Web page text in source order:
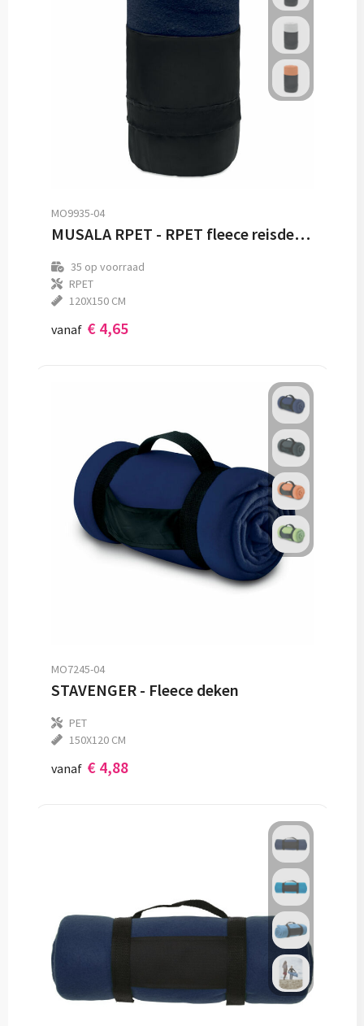
MO9935-04
MUSALA RPET - RPET fleece reisdeken
35 op voorraad
RPET
120X150 CM
vanaf € 4,65
MO7245-04
STAVENGER - Fleece deken
PET
150X120 CM
vanaf € 4,88